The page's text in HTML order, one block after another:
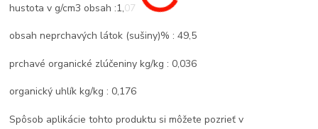
hustota v g/cm3 obsah :1,07
obsah neprchavých látok (sušiny)% : 49,5
prchavé organické zlúčeniny kg/kg : 0,036
organický uhlík kg/kg : 0,176
Spôsob aplikácie tohto produktu si môžete pozrieť v